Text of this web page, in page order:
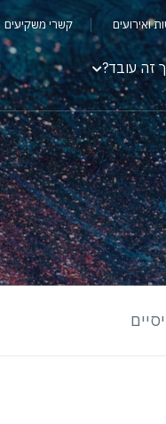
ואירועים קשרי משקיעים
זה עובד?